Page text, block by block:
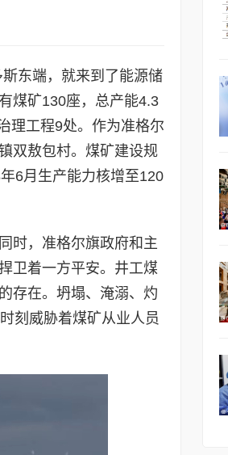
东端，就来到了能源储
煤矿130座，总产能4.3
理工程9处。作为准格尔
双敖包村。煤矿建设规
6月生产能力核增至120
时，准格尔旗政府和主
卫着一方平安。井工煤
存在。坍塌、淹溺、灼
刻威胁着煤矿从业人员